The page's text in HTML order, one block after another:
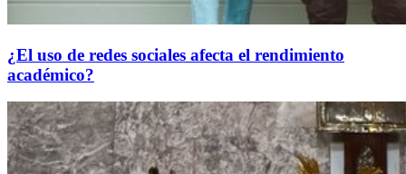
¿El uso de redes sociales afecta el rendimiento
académico?